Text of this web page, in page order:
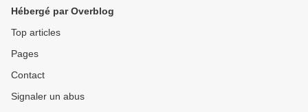
Hébergé par Overblog
Top articles
Pages
Contact
Signaler un abus